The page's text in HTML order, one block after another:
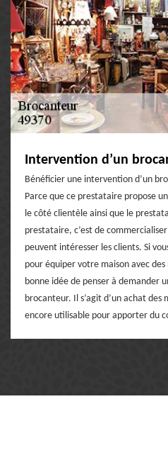
Intervention d’un
Bénéficier une intervention d’un
Parce que ce prestataire propose
le côté clientèle ainsi que le
prestataire, c’est de
peuvent intéresser les clients. Si
pour équiper votre maison avec
bonne idée de penser à demander
brocanteur. Il s’agit d’un achat des
encore utilisable pour apporter du